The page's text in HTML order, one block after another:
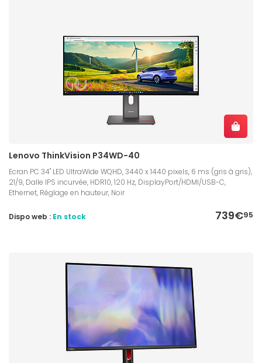
Lenovo ThinkVision P34WD-40
Ecran PC 34" LED UltraWide WQHD, 3440 x 1440 pixels, 6 ms (gris à gris),
21/9, Dalle IPS incurvée, HDR10, 120 Hz, DisplayPort/HDMI/USB-C,
Ethernet, Réglage en hauteur, Noir
739€95
Dispo web : En stock